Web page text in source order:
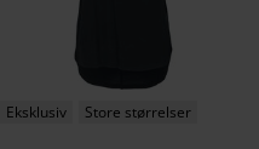
Eksklusiv Store størrelser